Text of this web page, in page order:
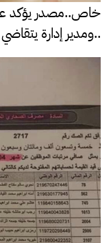
خاص..مصدر يؤكد على
..ومدير إدارة